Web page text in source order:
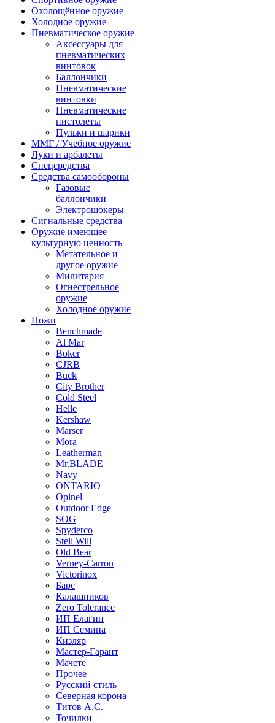
Охолощённое оружие
Холодное оружие
Пневматическое оружие
Аксессуары для
пневматических
винтовок
Баллончики
Пневматические
винтовки
Пневматические
пистолеты
Пульки и шарики
ММГ / Учебное оружие
Луки и арбалеты
Спецсредства
Средства самообороны
Газовые
баллончики
Электрошокеры
Сигнальные средства
Оружие имеющее
культурную ценность
Метательное и
другое оружие
Милитария
Огнестрельное
оружие
Холодное оружие
Ножи
Benchmade
Al Mar
Boker
CJRB
Buck
City Brother
Cold Steel
Helle
Kershaw
Marser
Mora
Leatherman
Mr.BLADE
Navy
ONTARIO
Opinel
Outdoor Edge
SOG
Spyderco
Stell Will
Old Bear
Verney-Carron
Victorinox
Барс
Калашников
Zero Tolerance
ИП Елагин
ИП Семина
Кизляр
Мастер-Гарант
Мачете
Прочее
Русский стиль
Северная корона
Титов А.С.
Точилки